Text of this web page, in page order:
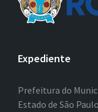
Expediente
Prefeitura do
Estado de São Paulo